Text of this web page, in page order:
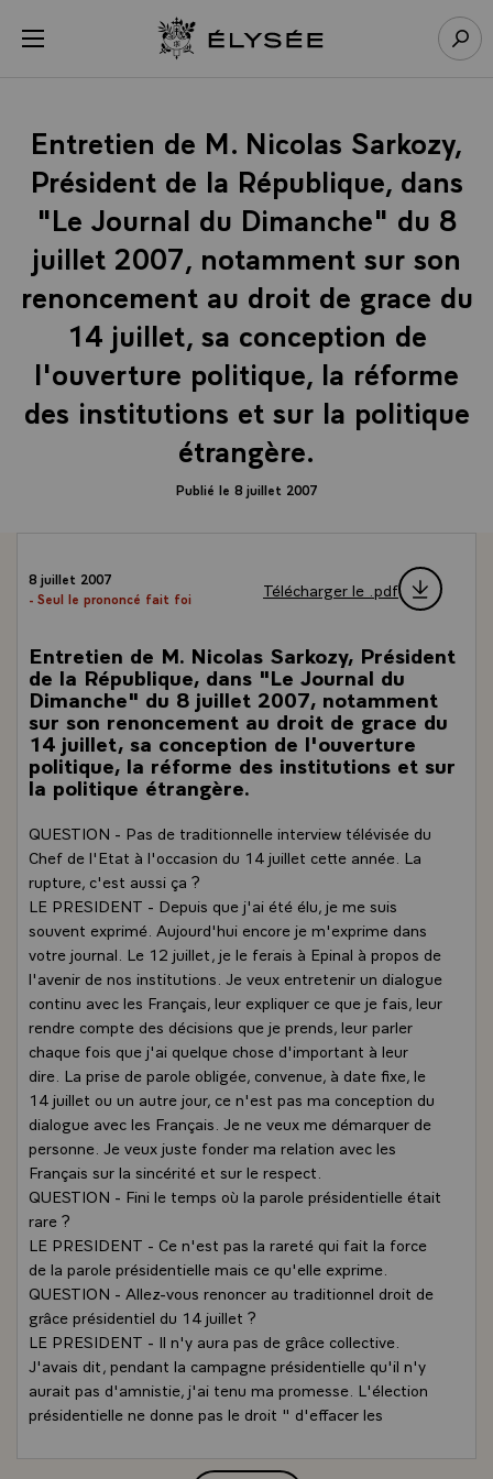
menu Retour à l’accueil Élysée
Entretien de M. Nicolas Sarkozy,
Président de la République, dans
"Le Journal du Dimanche" du 8
juillet 2007, notamment sur son
renoncement au droit de grace du
14 juillet, sa conception de
l'ouverture politique, la réforme
des institutions et sur la politique
étrangère.
Publié le 8 juillet 2007
8 juillet 2007
- Seul le prononcé fait foi
Télécharger le .pdf
Entretien de M. Nicolas Sarkozy, Président
de la République, dans "Le Journal du
Dimanche" du 8 juillet 2007, notamment
sur son renoncement au droit de grace du
14 juillet, sa conception de l'ouverture
politique, la réforme des institutions et sur
la politique étrangère.
QUESTION - Pas de traditionnelle interview télévisée du
Chef de l'Etat à l'occasion du 14 juillet cette année. La
rupture, c'est aussi ça ?
LE PRESIDENT - Depuis que j'ai été élu, je me suis
souvent exprimé. Aujourd'hui encore je m'exprime dans
votre journal. Le 12 juillet, je le ferais à Epinal à propos de
l'avenir de nos institutions. Je veux entretenir un dialogue
continu avec les Français, leur expliquer ce que je fais, leur
rendre compte des décisions que je prends, leur parler
chaque fois que j'ai quelque chose d'important à leur
dire. La prise de parole obligée, convenue, à date fixe, le
14 juillet ou un autre jour, ce n'est pas ma conception du
dialogue avec les Français. Je ne veux me démarquer de
personne. Je veux juste fonder ma relation avec les
Français sur la sincérité et sur le respect.
QUESTION - Fini le temps où la parole présidentielle était
rare ?
LE PRESIDENT - Ce n'est pas la rareté qui fait la force
de la parole présidentielle mais ce qu'elle exprime.
QUESTION - Allez-vous renoncer au traditionnel droit de
grâce présidentiel du 14 juillet ?
LE PRESIDENT - Il n'y aura pas de grâce collective.
J'avais dit, pendant la campagne présidentielle qu'il n'y
aurait pas d'amnistie, j'ai tenu ma promesse. L'élection
présidentielle ne donne pas le droit " d'effacer les
Panneau de gestion des cookies